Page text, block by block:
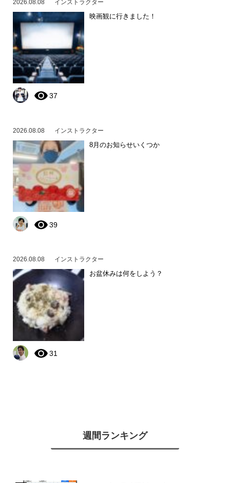
2026.08.08 インストラクター
映画観に行きました！
37
2026.08.08 インストラクター
8月のお知らせいくつか
39
2026.08.08 インストラクター
お盆休みは何をしよう？
31
週間ランキング